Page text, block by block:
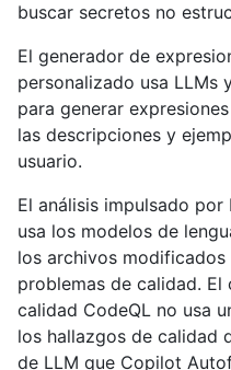
buscar secretos no
El generador de
personalizado usa LLMs
para generar
las descripciones y
usuario.
El análisis impulsado
usa los modelos de
los archivos
problemas de calidad.
calidad CodeQL no usa
los hallazgos de calidad
de LLM que Copilot